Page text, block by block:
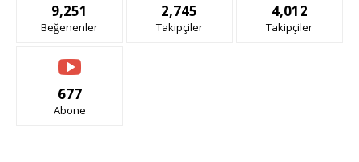
9,251
Beğenenler
2,745
Takipçiler
4,012
Takipçiler
677
Abone